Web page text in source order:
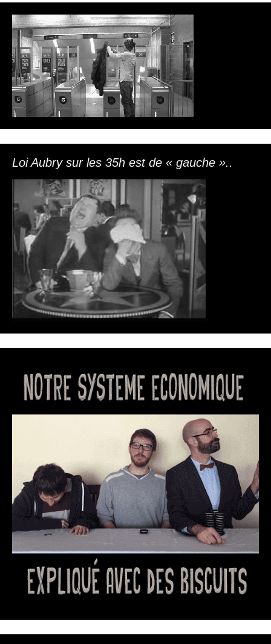
Loi Aubry sur les 35h est de « gauche »..